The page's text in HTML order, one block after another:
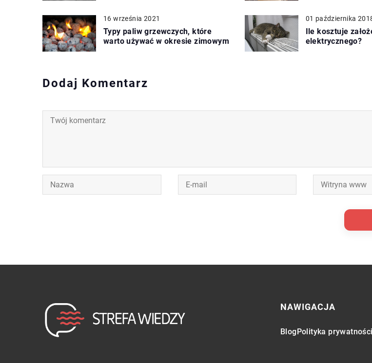
16 września 2021
Typy paliw grzewczych, które
warto używać w okresie zimowym
01 października
Ile kosztuje
elektrycznego?
Dodaj Komentarz
NAWIGACJA
BlogPolityka prywatności